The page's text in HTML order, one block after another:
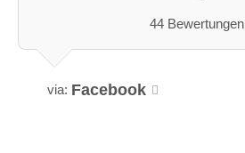
44 Bewertungen
via: Facebook